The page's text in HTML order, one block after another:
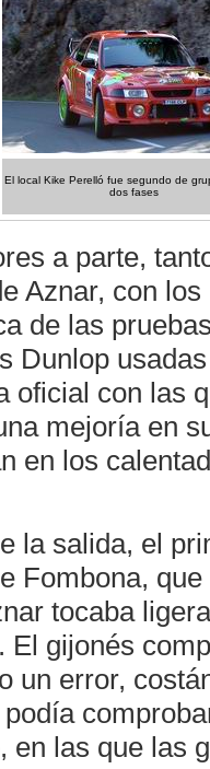
El local Kike Perelló fue segundo de
dos fases
a parte,
Aznar, con
de las
Dunlop
oficial con las
mejoría en
en los
la salida, el
Fombona,
tocaba
El gijonés
un error,
en las que las